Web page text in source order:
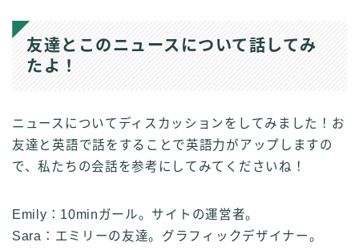
友達とこのニュースについて話してみ
たよ！
ニュースについてディスカッションをしてみました！お
友達と英語で話をすることで英語力がアップしますの
で、私たちの会話を参考にしてみてくださいね！
Emily：10minガール。サイトの運営者。
Sara：エミリーの友達。グラフィックデザイナー。